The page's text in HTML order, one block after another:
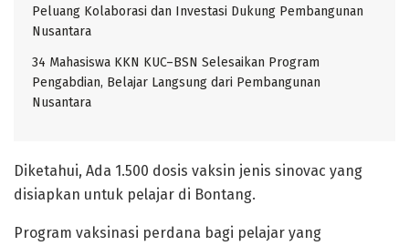
Peluang Kolaborasi dan Investasi Dukung Pembangunan
Nusantara
34 Mahasiswa KKN KUC–BSN Selesaikan Program
Pengabdian, Belajar Langsung dari Pembangunan
Nusantara
Diketahui, Ada 1.500 dosis vaksin jenis sinovac yang
disiapkan untuk pelajar di Bontang.
Program vaksinasi perdana bagi pelajar yang